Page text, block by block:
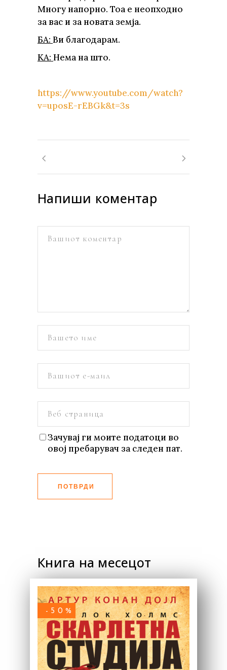
Многу напорно. Тоа е неопходно
за вас и за новата земја.
БА: Ви благодарам.
КА: Нема на што.
https://www.youtube.com/watch?
v=uposE-rEBGk&t=3s
Напиши коментар
Зачувај ги моите податоци во
овој пребарувач за следен пат.
ПОТВРДИ
Книга на месецот
-50%